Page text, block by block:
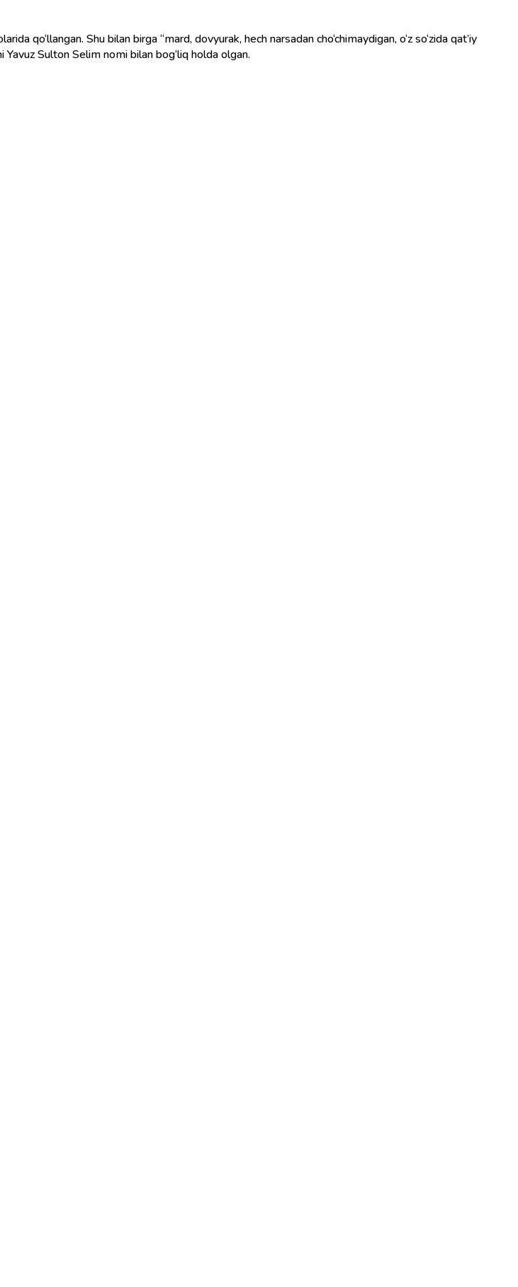
qo‘llangan. Shu bilan birga “mard, dovyurak, hech narsadan cho‘chimaydigan, o‘z so‘zida qat’iy
Sulton Selim nomi bilan bog‘liq holda olgan.